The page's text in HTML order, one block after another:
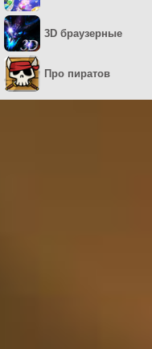
3D браузерные
Про пиратов